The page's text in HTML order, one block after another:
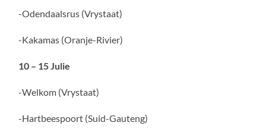
-Odendaalsrus (Vrystaat)
-Kakamas (Oranje-Rivier)
10 – 15 Julie
-Welkom (Vrystaat)
-Hartbeespoort (Suid-Gauteng)